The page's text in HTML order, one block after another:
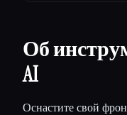
Об
AI
Оснастите свой